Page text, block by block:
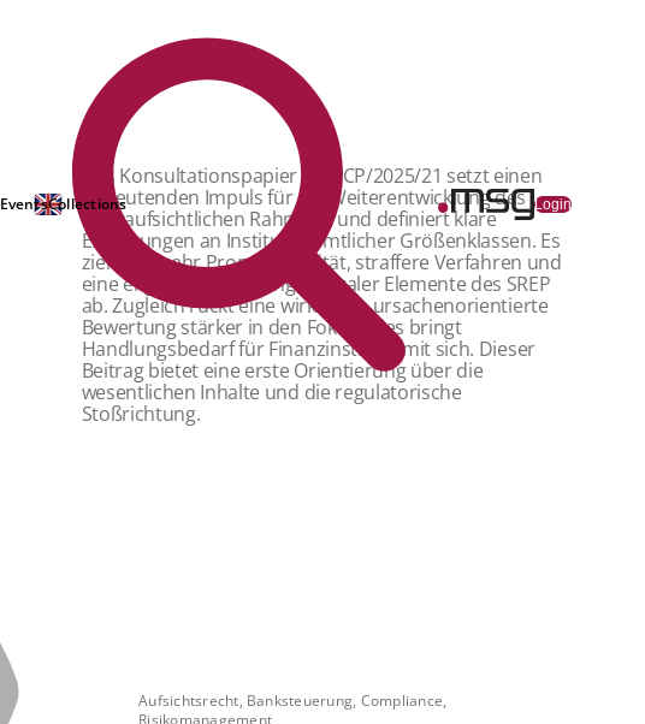
EventsCollections Login
Das Konsultationspapier EBA/CP/2025/21 setzt einen
bedeutenden Impuls für die Weiterentwicklung des
bankaufsichtlichen Rahmens und definiert klare
Erwartungen an Institute sämtlicher Größenklassen. Es
zielt auf mehr Proportionalität, straffere Verfahren und
eine engere Verzahnung zentraler Elemente des SREP
ab. Zugleich rückt eine wirksame, ursachenorientierte
Bewertung stärker in den Fokus. Dies bringt
Handlungsbedarf für Finanzinstitute mit sich. Dieser
Beitrag bietet eine erste Orientierung über die
wesentlichen Inhalte und die regulatorische
Stoßrichtung.
Aufsichtsrecht, Banksteuerung, Compliance,